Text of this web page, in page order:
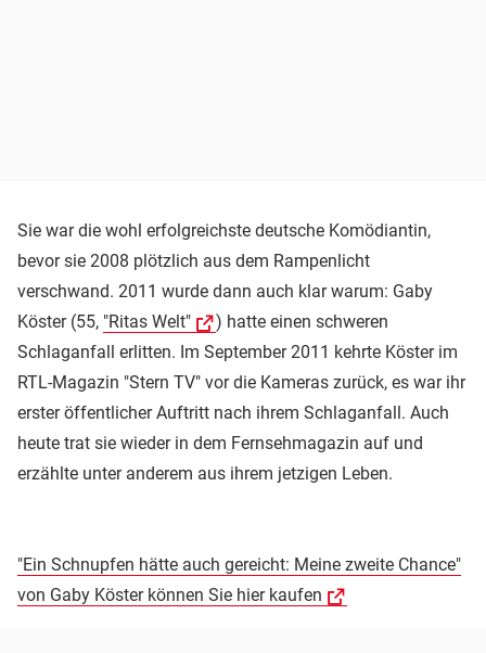
Sie war die wohl erfolgreichste deutsche Komödiantin,
bevor sie 2008 plötzlich aus dem Rampenlicht
verschwand. 2011 wurde dann auch klar warum: Gaby
Köster (55, "Ritas Welt"
) hatte einen schweren
Schlaganfall erlitten. Im September 2011 kehrte Köster im
RTL-Magazin "Stern TV" vor die Kameras zurück, es war ihr
erster öffentlicher Auftritt nach ihrem Schlaganfall. Auch
heute trat sie wieder in dem Fernsehmagazin auf und
erzählte unter anderem aus ihrem jetzigen Leben.
"Ein Schnupfen hätte auch gereicht: Meine zweite Chance"
von Gaby Köster können Sie hier kaufen